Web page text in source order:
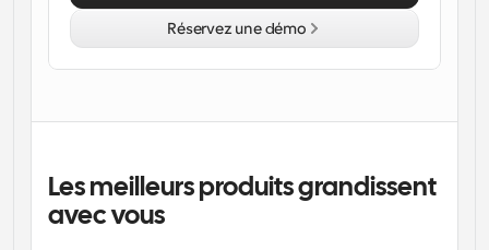
Flux de travail
Restez à jour avec les dernières nouvelles et mises à
Réunions instantanées
Rencontrez des clients en quelques minutes
Les meilleurs produits grandissent
avec vous
Réservez une démo